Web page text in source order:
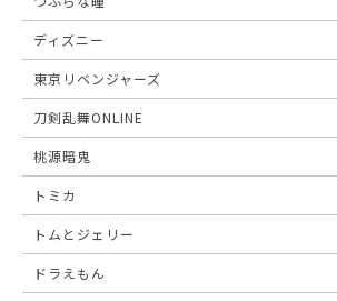
ディズニー
東京リベンジャーズ
刀剣乱舞ONLINE
桃源暗鬼
トミカ
トムとジェリー
ドラえもん